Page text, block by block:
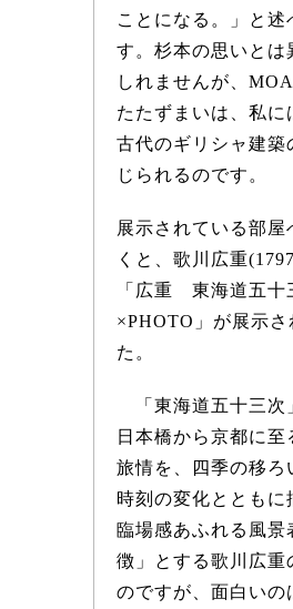
ことになる。」と述
す。杉本の思いとは
しれませんが、
たたずまいは、私に
古代のギリシャ建築
じられるのです。
展示されている部屋
くと、歌川広重
「広重 東海道五十
×PHOTO」が展示さ
た。
「東海道五十三次
日本橋から京都に至
旅情を、四季の移ろ
時刻の変化とともに
臨場感あふれる風景
徴」とする歌川広重
のですが、面白いの